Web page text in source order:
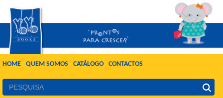
HOME QUEM SOMOS CATÁLOGO CONTACTOS